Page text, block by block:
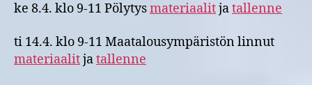
ke 8.4. klo 9-11 Pölytysmateriaalitjatallenne
ti 14.4. klo 9-11 Maatalousympäristön linnut
materiaalitjatallenne